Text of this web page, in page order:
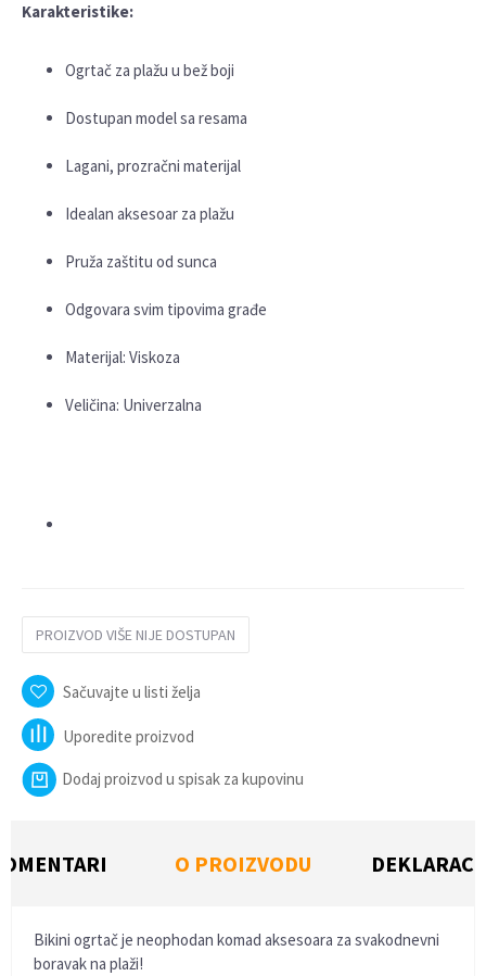
Karakteristike:
Ogrtač za plažu u bež boji
Dostupan model sa resama
Lagani, prozračni materijal
Idealan aksesoar za plažu
Pruža zaštitu od sunca
Odgovara svim tipovima građe
Materijal: Viskoza
Veličina: Univerzalna
PROIZVOD VIŠE NIJE DOSTUPAN
Sačuvajte u listi želja
Uporedite proizvod
Dodaj proizvod u spisak za kupovinu
O PROIZVODU
Bikini ogrtač je neophodan komad aksesoara za svakodnevni
boravak na plaži!